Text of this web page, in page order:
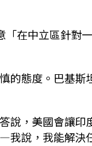
在中立區針對
的態度。巴基斯
說，美國會讓印
我說，我能解決